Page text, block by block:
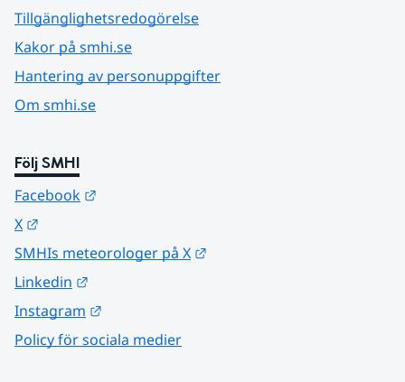
Tillgänglighetsredogörelse
Kakor på smhi.se
Hantering av personuppgifter
Om smhi.se
Följ SMHI
Facebook
X
SMHIs meteorologer på X
Linkedin
Instagram
Policy för sociala medier